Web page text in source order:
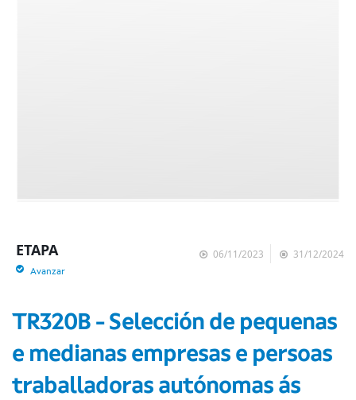
06/11/2023 31/12/2024
ETAPA
Avanzar
TR320B - Selección de pequenas
e medianas empresas e persoas
traballadoras autónomas ás